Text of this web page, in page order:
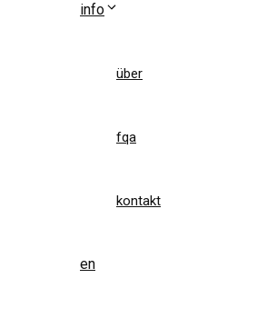
info
über
fqa
kontakt
en